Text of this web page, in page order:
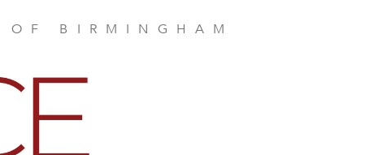
BIRMINGHAM